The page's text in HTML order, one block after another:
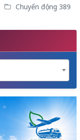
Chuyển động 389